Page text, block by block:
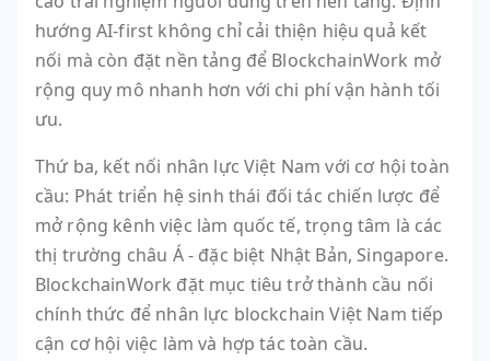
hướng AI-first không chỉ cải thiện hiệu quả kết
nối mà còn đặt nền tảng để BlockchainWork mở
rộng quy mô nhanh hơn với chi phí vận hành tối
ưu.
Thứ ba, kết nối nhân lực Việt Nam với cơ hội toàn
cầu: Phát triển hệ sinh thái đối tác chiến lược để
mở rộng kênh việc làm quốc tế, trọng tâm là các
thị trường châu Á - đặc biệt Nhật Bản, Singapore.
BlockchainWork đặt mục tiêu trở thành cầu nối
chính thức để nhân lực blockchain Việt Nam tiếp
cận cơ hội việc làm và hợp tác toàn cầu.